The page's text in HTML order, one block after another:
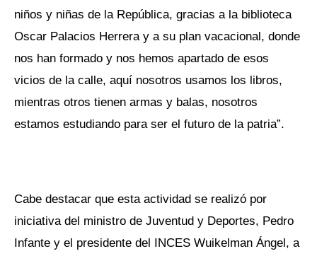
niños y niñas de la República, gracias a la biblioteca
Oscar Palacios Herrera y a su plan vacacional, donde
nos han formado y nos hemos apartado de esos
vicios de la calle, aquí nosotros usamos los libros,
mientras otros tienen armas y balas, nosotros
estamos estudiando para ser el futuro de la patria”.
Cabe destacar que esta actividad se realizó por
iniciativa del ministro de Juventud y Deportes, Pedro
Infante y el presidente del INCES Wuikelman Ángel, a